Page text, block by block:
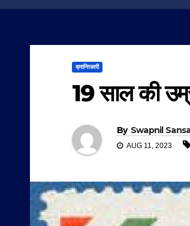
क्रान्तिकारी
19 साल की
By Swapnil
AUG 11, 2023